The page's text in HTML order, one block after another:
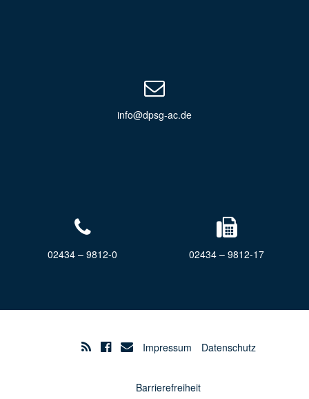
info@dpsg-ac.de
02434 – 9812-0 02434 – 9812-17
Impressum Datenschutz
Barrierefreiheit